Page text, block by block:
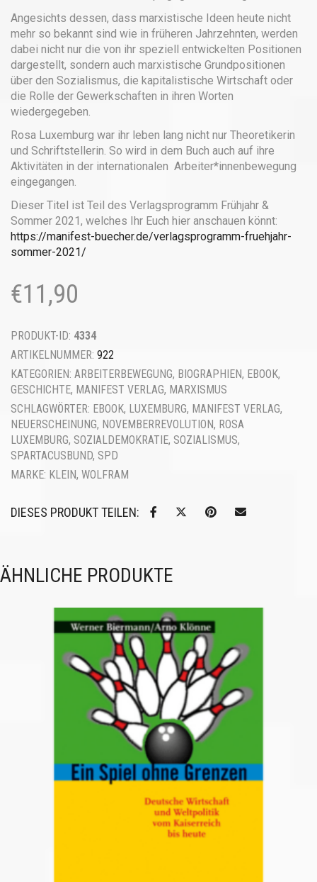
Angesichts dessen, dass marxistische Ideen heute nicht
mehr so bekannt sind wie in früheren Jahrzehnten, werden
dabei nicht nur die von ihr speziell entwickelten Positionen
dargestellt, sondern auch marxistische Grundpositionen
über den Sozialismus, die kapitalistische Wirtschaft oder
die Rolle der Gewerkschaften in ihren Worten
wiedergegeben.
Rosa Luxemburg war ihr leben lang nicht nur Theoretikerin
und Schriftstellerin. So wird in dem Buch auch auf ihre
Aktivitäten in der internationalen Arbeiter*innenbewegung
eingegangen.
Dieser Titel ist Teil des Verlagsprogramm Frühjahr &
Sommer 2021, welches Ihr Euch hier anschauen könnt:
https://manifest-buecher.de/verlagsprogramm-fruehjahr-
sommer-2021/
€11,90
PRODUKT-ID: 4334
ARTIKELNUMMER: 922
KATEGORIEN: ARBEITERBEWEGUNG, BIOGRAPHIEN, EBOOK,
GESCHICHTE, MANIFEST VERLAG, MARXISMUS
SCHLAGWÖRTER: EBOOK, LUXEMBURG, MANIFEST VERLAG,
NEUERSCHEINUNG, NOVEMBERREVOLUTION, ROSA
LUXEMBURG, SOZIALDEMOKRATIE, SOZIALISMUS,
SPARTACUSBUND, SPD
MARKE: KLEIN, WOLFRAM
DIESES PRODUKT TEILEN:
ÄHNLICHE PRODUKTE